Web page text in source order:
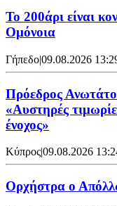
Το 200άρι είναι
Ομόνοια
Γήπεδο|09.08.2026
Πρόεδρος
«Αυστηρές
ένοχος»
Κύπρος|09.08.2026
Ορχήστρα o